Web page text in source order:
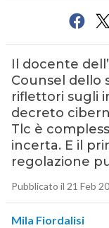
Il docente
Counsel dello
riflettori sugli
decreto
Tlc è
incerta. E il
regolazione
Pubblicato il 21 Feb
Mila Fiordalisi